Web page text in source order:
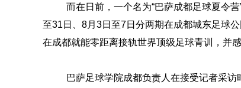
而在日前，一个名为“巴萨成都足球夏令
至31日、8月3日至7日分两期在成都城东足球
在成都就能零距离接轨世界顶级足球青训，并
巴萨足球学院成都负责人在接受记者采